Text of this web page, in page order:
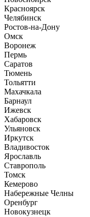
Красноярск
Челябинск
Ростов-на-Дону
Омск
Воронеж
Пермь
Саратов
Тюмень
Тольятти
Махачкала
Барнаул
Ижевск
Хабаровск
Ульяновск
Иркутск
Владивосток
Ярославль
Ставрополь
Томск
Кемерово
Набережные Челны
Оренбург
Новокузнецк